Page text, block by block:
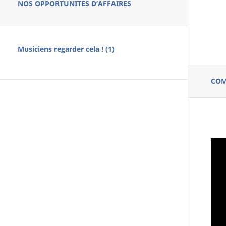
NOS OPPORTUNITES D’AFFAIRES
Musiciens regarder cela ! (1)